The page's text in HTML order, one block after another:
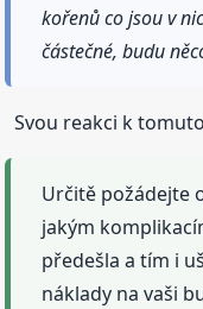
kořenů co jsou v
částečné, budu
Svou reakci k
Určitě požádejte
jakým
předešla a tím i
náklady na vaši